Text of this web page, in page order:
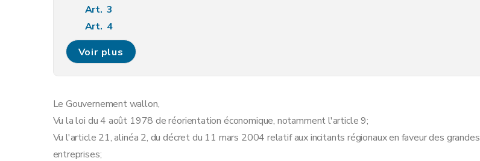
Art. 3
Art. 4
Art. 5
Art. 6
Art. 9
Art. 10
Art.10bis
Voir plus
Le Gouvernement wallon,
Vu la loi du 4 août 1978 de réorientation économique, notamment l'article 9;
Vu l'article 21, alinéa 2, du décret du 11 mars 2004 relatif aux incitants régionaux en faveur des grandes
entreprises;